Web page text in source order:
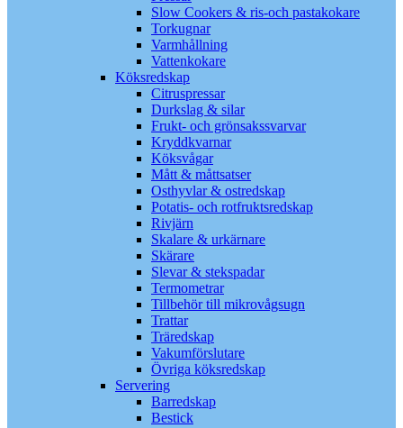
Slow Cookers & ris-och pastakokare
Torkugnar
Varmhållning
Vattenkokare
Köksredskap
Citruspressar
Durkslag & silar
Frukt- och grönsakssvarvar
Kryddkvarnar
Köksvågar
Mått & måttsatser
Osthyvlar & ostredskap
Potatis- och rotfruktsredskap
Rivjärn
Skalare & urkärnare
Skärare
Slevar & stekspadar
Termometrar
Tillbehör till mikrovågsugn
Trattar
Träredskap
Vakumförslutare
Övriga köksredskap
Servering
Barredskap
Bestick